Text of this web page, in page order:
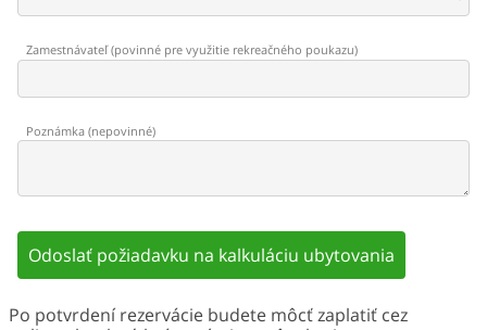
Zamestnávateľ(povinné pre využitie rekreačného poukazu)
Poznámka (nepovinné)
Odoslať požiadavku na kalkuláciu ubytovania
Po potvrdení rezervácie budete môcť zaplatiť cez